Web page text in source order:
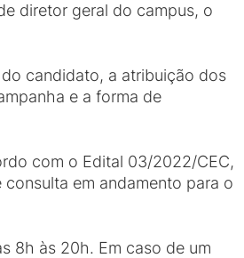
diretor geral do campus, o
candidato, a atribuição dos
e a forma de
com o Edital 03/2022/CEC,
em andamento para o
8h às 20h. Em caso de um